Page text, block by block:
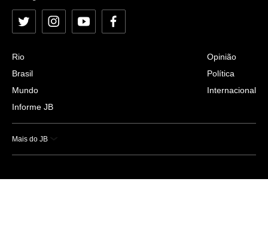
Twitter InstagramYouTubeFacebook
Rio
Brasil
Mundo
Informe JB
Opinião
Política
Internacional
Mais do JB
Esportes